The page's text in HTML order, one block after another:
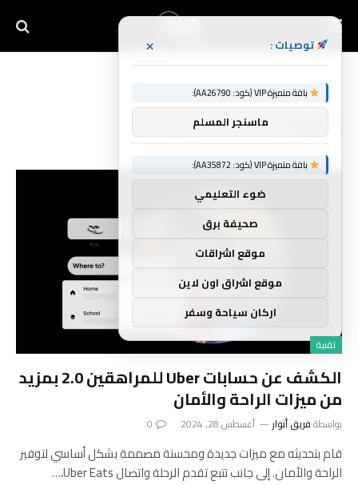
تقنية
الكشف عن حسابات Uber للمراهقين 2.0 بمزيد
من ميزات الراحة والأمان
بواسطةفريق أنوار أغسطس 28, 2024 0
قام بتحديثه مع ميزات جديدة ومحسنة مصممة بشكل أساسي لتوفير
الراحة والأمان. إلى جانب تتبع تقدم الرحلة واتصال Uber Eats،…
توصيات : ×
باقة متميزة VIP (كود: AA26790):
ماسنجر المسلم
باقة متميزة VIP (كود: AA35872):
ضوء التعليمي
صحيفة برق
موقع اشراقات
موقع اشراق اون لاين
اركان سياحة وسفر